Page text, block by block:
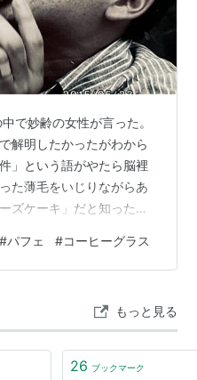
で妙齢の女性が言った。
解明したかったがわから
」という語がやたら脳裡
た薄毛をいじりながらあ
ズケーキ」だと知った。
にやら大きくなっている
病に罹ってしまった。ミ
ているので窓を開けてみ
いだで安らいでいた。黒
イの羽根。兄さんの…
#パフェ #コーヒーグラス
もっと見る
26 ブックマーク